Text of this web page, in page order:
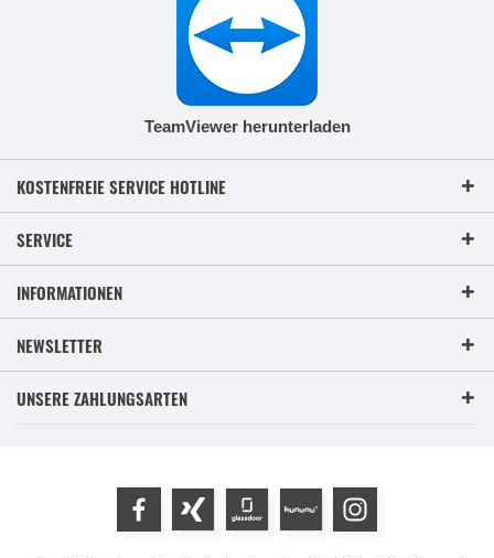
TeamViewer herunterladen
KOSTENFREIE SERVICE HOTLINE
SERVICE
INFORMATIONEN
NEWSLETTER
UNSERE ZAHLUNGSARTEN